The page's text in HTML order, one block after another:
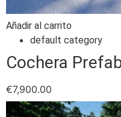
Añadir al carrito
default category
Cochera
€7,900.00